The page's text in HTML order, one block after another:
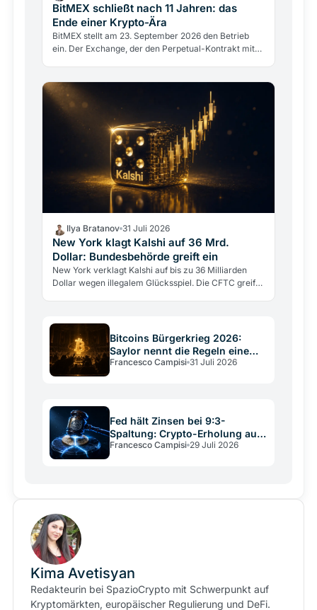
BitMEX schließt nach 11 Jahren: das
Ende einer Krypto-Ära
BitMEX stellt am 23. September 2026 den Betrieb
ein. Der Exchange, der den Perpetual-Kontrakt mit
Ilya Bratanov 31 Juli 2026
New York klagt Kalshi auf 36 Mrd.
Dollar: Bundesbehörde greift ein
New York verklagt Kalshi auf bis zu 36 Milliarden
Dollar wegen illegalem Glücksspiel. Die CFTC greift
Bitcoins Bürgerkrieg 2026:
Saylor nennt die Regeln eine
Verfassung
Francesco Campisi 31 Juli 2026
Fed hält Zinsen bei 9:3-
Spaltung: Crypto-Erholung auf
wackligem Grund
Francesco Campisi 29 Juli 2026
Kima Avetisyan
Redakteurin bei SpazioCrypto mit Schwerpunkt auf
Kryptomärkten, europäischer Regulierung und DeFi.